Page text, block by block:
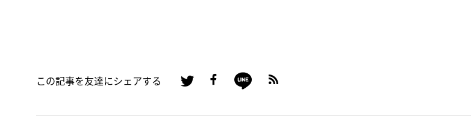
この記事を友達にシェアする